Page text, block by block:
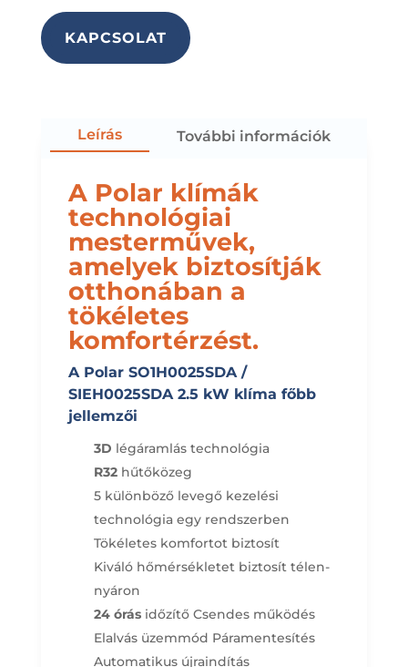
KAPCSOLAT
Leírás További információk
A Polar klímák
technológiai
mesterművek,
amelyek biztosítják
otthonában a
tökéletes
komfortérzést.
A Polar SO1H0025SDA /
SIEH0025SDA 2.5 kW klíma főbb
jellemzői
3D légáramlás technológia
R32hűtőközeg
5 különböző levegő kezelési
technológia egy rendszerben
Tökéletes komfortot biztosít
Kiváló hőmérsékletet biztosít télen-
nyáron
24 órásidőzítő Csendes működés
Elalvás üzemmód Páramentesítés
Automatikus újraindítás